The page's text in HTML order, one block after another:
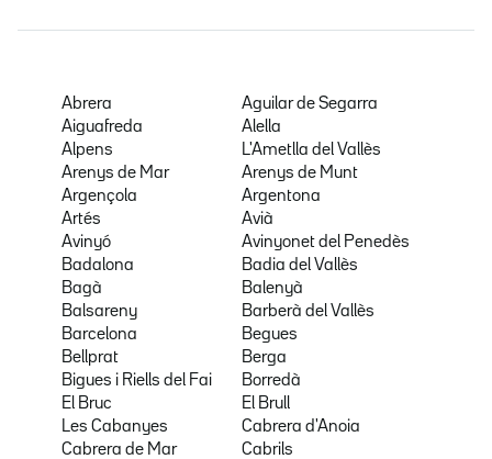
Abrera
Aguilar de Segarra
Aiguafreda
Alella
Alpens
L'Ametlla del Vallès
Arenys de Mar
Arenys de Munt
Argençola
Argentona
Artés
Avià
Avinyó
Avinyonet del Penedès
Badalona
Badia del Vallès
Bagà
Balenyà
Balsareny
Barberà del Vallès
Barcelona
Begues
Bellprat
Berga
Bigues i Riells del Fai
Borredà
El Bruc
El Brull
Les Cabanyes
Cabrera d'Anoia
Cabrera de Mar
Cabrils